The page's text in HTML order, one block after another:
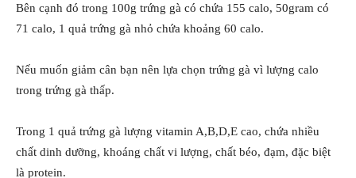
Bên cạnh đó trong 100g trứng gà có chứa 155 calo, 50gram có
71 calo, 1 quả trứng gà nhỏ chứa khoảng 60 calo.
Nếu muốn giảm cân bạn nên lựa chọn trứng gà vì lượng calo
trong trứng gà thấp.
Trong 1 quả trứng gà lượng vitamin A,B,D,E cao, chứa nhiều
chất dinh dưỡng, khoáng chất vi lượng, chất béo, đạm, đặc biệt
là protein.